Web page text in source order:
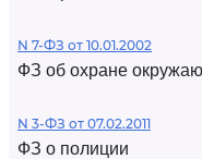
N 7-ФЗ от 10.01.2002
ФЗ об охране
N 3-ФЗ от 07.02.2011
ФЗ о полиции